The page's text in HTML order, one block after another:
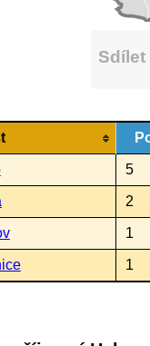
Sdílet
5
2
1
1